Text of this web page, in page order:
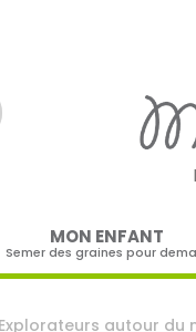
MON ENFANT
Semer des graines pour
Explorateurs autour du